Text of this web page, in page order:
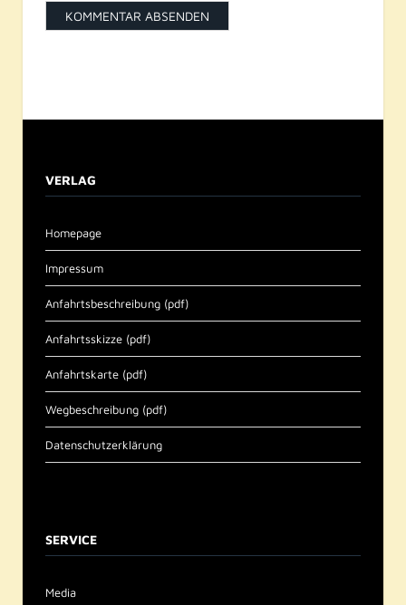
VERLAG
Homepage
Impressum
Anfahrtsbeschreibung (pdf)
Anfahrtsskizze (pdf)
Anfahrtskarte (pdf)
Wegbeschreibung (pdf)
Datenschutzerklärung
SERVICE
Media